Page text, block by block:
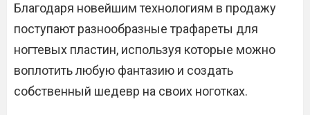
Благодаря новейшим технологиям в продажу
поступают разнообразные трафареты для
ногтевых пластин, используя которые можно
воплотить любую фантазию и создать
собственный шедевр на своих ноготках.